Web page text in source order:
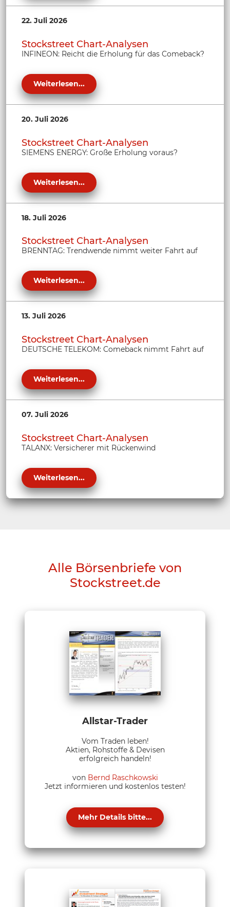
22. Juli 2026
Stockstreet Chart-Analysen
INFINEON: Reicht die Erholung für das Comeback?
Weiterlesen...
20. Juli 2026
Stockstreet Chart-Analysen
SIEMENS ENERGY: Große Erholung voraus?
Weiterlesen...
18. Juli 2026
Stockstreet Chart-Analysen
BRENNTAG: Trendwende nimmt weiter Fahrt auf
Weiterlesen...
13. Juli 2026
Stockstreet Chart-Analysen
DEUTSCHE TELEKOM: Comeback nimmt Fahrt auf
Weiterlesen...
07. Juli 2026
Stockstreet Chart-Analysen
TALANX: Versicherer mit Rückenwind
Weiterlesen...
Alle Börsenbriefe von
Stockstreet.de
Allstar-Trader
Vom Traden leben!
Aktien, Rohstoffe & Devisen
erfolgreich handeln!
von Bernd Raschkowski
Jetzt informieren und kostenlos testen!
Mehr Details bitte...